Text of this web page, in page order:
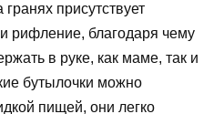
присутствует
рифление, благодаря чему
в руке, как маме, так и
бутылочки можно
пищей, они легко